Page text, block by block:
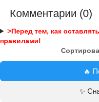
Комментарии (0)
>Перед тем, как
правилами!
🔥
✨